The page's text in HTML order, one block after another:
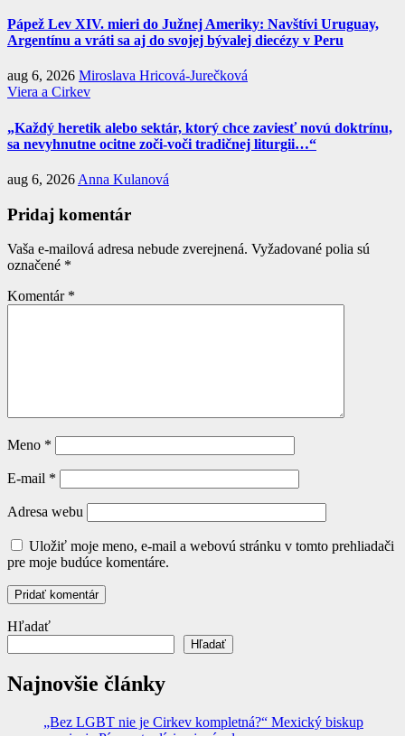
Pápež Lev XIV. mieri do Južnej Ameriky: Navštívi Uruguay,
Argentínu a vráti sa aj do svojej bývalej diecézy v Peru
aug 6, 2026 Miroslava Hricová-Jurečková
Viera a Cirkev
„Každý heretik alebo sektár, ktorý chce zaviesť novú doktrínu,
sa nevyhnutne ocitne zoči-voči tradičnej liturgii…“
aug 6, 2026 Anna Kulanová
Pridaj komentár
Vaša e-mailová adresa nebude zverejnená. Vyžadované polia sú
označené *
Komentár *
Meno *
E-mail *
Adresa webu
Uložiť moje meno, e-mail a webovú stránku v tomto prehliadači
pre moje budúce komentáre.
Hľadať
Hľadať
Najnovšie články
„Bez LGBT nie je Cirkev kompletná?“ Mexický biskup